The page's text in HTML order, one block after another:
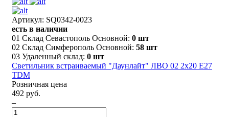
Артикул: SQ0342-0023
есть в наличии
01 Склад Севастополь Основной: 0 шт
02 Склад Симферополь Основной: 58 шт
03 Удаленный склад: 0 шт
Светильник встраиваемый "Даунлайт" ЛВО 02 2х20 Е27
TDM
Розничная цена
492 руб.
–